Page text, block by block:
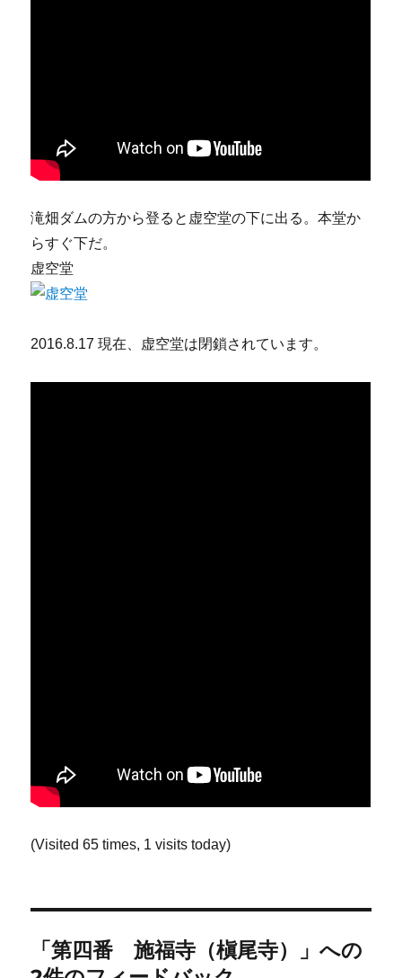
滝畑ダムの方から登ると虚空堂の下に出る。本堂か
らすぐ下だ。
虚空堂
2016.8.17 現在、虚空堂は閉鎖されています。
(Visited 65 times, 1 visits today)
「第四番 施福寺（槇尾寺）」への